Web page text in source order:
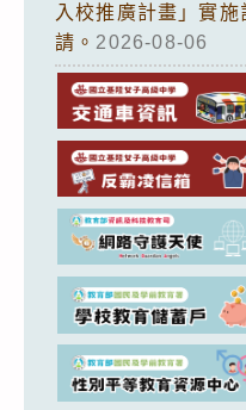
入校推廣計畫」實
請。 2026-08-06